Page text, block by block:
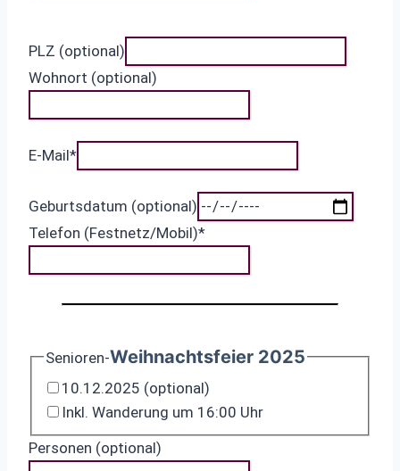
PLZ (optional)
Wohnort (optional)
E-Mail*
Geburtsdatum (optional)
Telefon (Festnetz/Mobil)*
Senioren-Weihnachtsfeier 2025
10.12.2025 (optional)
Inkl. Wanderung um 16:00 Uhr
Personen (optional)